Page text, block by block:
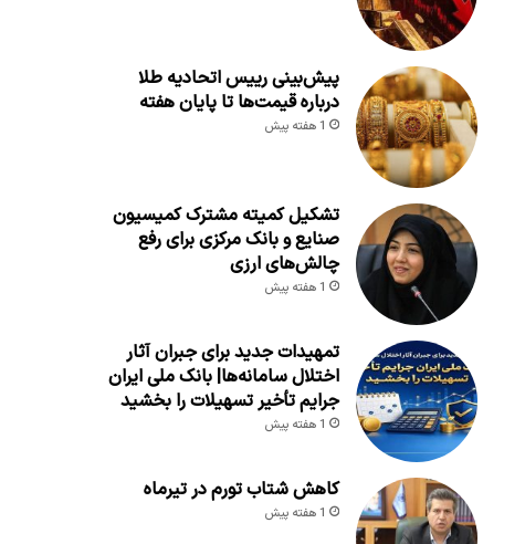
پیش‌بینی رییس اتحادیه طلا
درباره قیمت‌ها تا پایان هفته
1 هفته پیش
تشکیل کمیته مشترک کمیسیون
صنایع و بانک مرکزی برای رفع
چالش‌های ارزی
1 هفته پیش
تمهیدات جدید برای جبران آثار
اختلال سامانه‌ها| بانک ملی ایران
جرایم تأخیر تسهیلات را بخشید
1 هفته پیش
کاهش شتاب تورم در تیرماه
1 هفته پیش